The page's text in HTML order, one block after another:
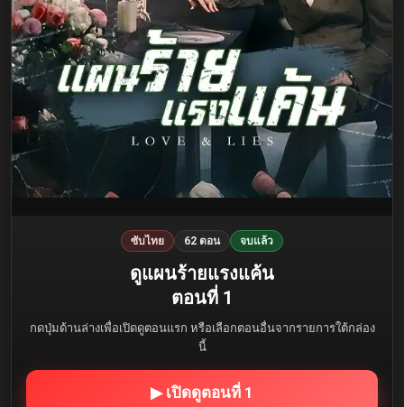
ซับไทย 62 ตอน จบแล้ว
ดูแผนร้ายแรงแค้น
ตอนที่ 1
กดปุ่มด้านล่างเพื่อเปิดดูตอนแรก หรือเลือกตอนอื่นจากรายการใต้กล่อง
นี้
▶ เปิดดูตอนที่ 1